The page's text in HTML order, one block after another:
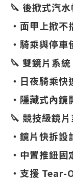
🔪 後掀式汽
・面甲上掀不
・騎乘與停車
🔪 雙鏡片系統
・日夜騎乘快
・隱藏式內
🔪 競技級鏡
・鏡片快拆
・中置推鈕
・支援 Tear-